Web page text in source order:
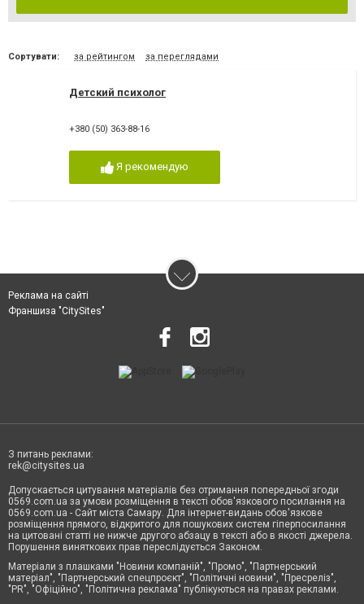
Сортувати: за рейтингом за переглядами
Детский психолог
+380 (50) 363-88-16
Я рекомендую
Реклама на сайті
Франшиза "CitySites"
З питань реклами:
rek@citysites.ua
Допускається цитування матеріалів без отримання попередньої згоди
0569.com.ua за умови розміщення в тексті обов'язкового посилання на
0569.com.ua - Сайт міста Самару. Для інтернет-видань обов'язкове
розміщення прямого, відкритого для пошукових систем гіперпосилання
на цитовані статті не нижче другого абзацу в тексті або в якості джерела.
Порушення виняткових прав переслідується Законом.
Матеріали з плашками "Новини компаній", "Промо", "Партнерський
матеріал", "Партнерський спецпроєкт", "Політичні новини", "Пресреліз",
"PR", "Офіційно", "Політична реклама" публікуються на правах реклами.